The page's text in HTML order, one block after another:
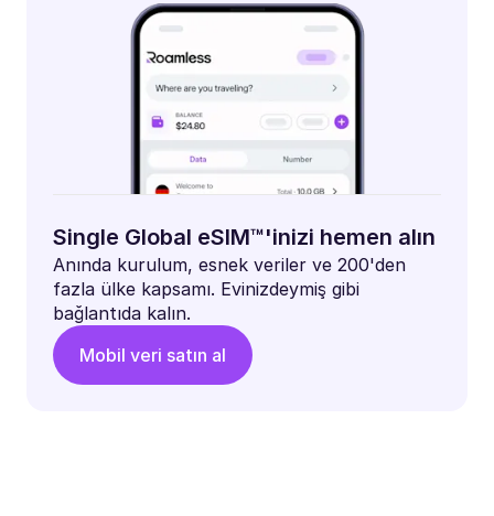
Single Global eSIM™'inizi hemen alın
Anında kurulum, esnek veriler ve 200'den
fazla ülke kapsamı. Evinizdeymiş gibi
bağlantıda kalın.
Mobil veri satın al